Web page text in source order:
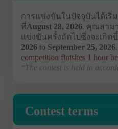
การแข่งขันในปัจจุบันได้เ
ที่August 28, 2026. คุณสาม
แข่งขันครั้งถัดไปซึ่งจะเกิด
2026 to September 25, 2026.
competition finishes 1 hour
*The contest is held in
Contest terms